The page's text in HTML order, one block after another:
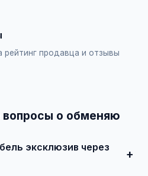
продавца и отзывы
о обменяю
эксклюзив через